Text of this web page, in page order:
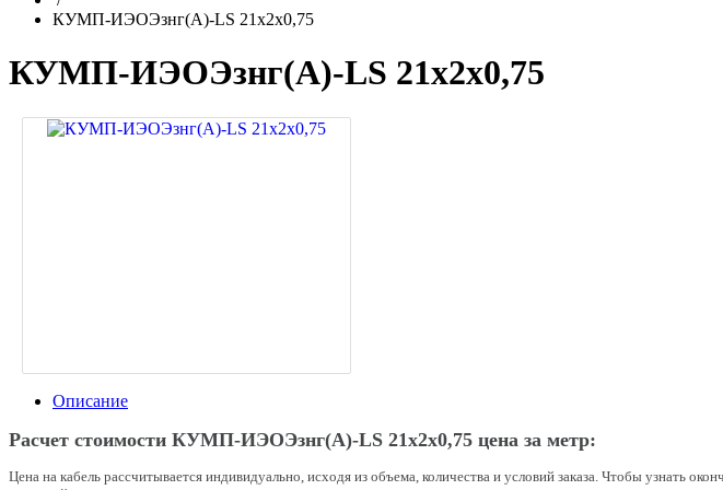
КУМП-ИЭОЭзнг(A)-LS 21x2x0,75
КУМП-ИЭОЭзнг(A)-LS 21x2x0,75
Описание
Расчет стоимости КУМП-ИЭОЭзнг(A)-LS 21x2x0,75 цена за метр:
Цена на кабель рассчитывается индивидуально, исходя из объема, количества и условий заказа. Чтобы узнать